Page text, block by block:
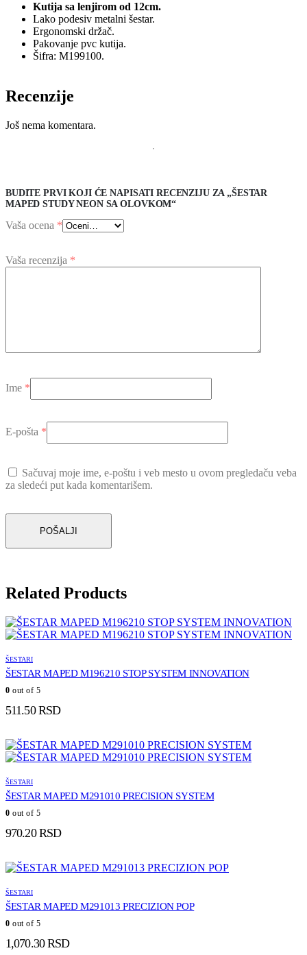
Kutija sa lenjirom od 12cm.
Lako podesiv metalni šestar.
Ergonomski držač.
Pakovanje pvc kutija.
Šifra: M199100.
Recenzije
Još nema komentara.
BUDITE PRVI KOJI ĆE NAPISATI RECENZIJU ZA „ŠESTAR
MAPED STUDY NEON SA OLOVKOM“
Vaša ocena *
Vaša recenzija *
Ime *
E-pošta *
Sačuvaj moje ime, e-poštu i veb mesto u ovom pregledaču veba
za sledeći put kada komentarišem.
Related Products
ŠESTARI
ŠESTAR MAPED M196210 STOP SYSTEM INNOVATION
0 out of 5
511.50RSD
ŠESTARI
ŠESTAR MAPED M291010 PRECISION SYSTEM
0 out of 5
970.20RSD
ŠESTARI
ŠESTAR MAPED M291013 PRECIZION POP
0 out of 5
1,070.30RSD